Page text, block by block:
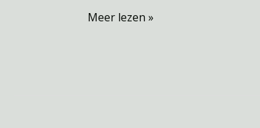
Meer lezen »